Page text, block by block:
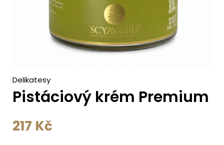
Delikatesy
Pistáciový krém Premium
217 Kč